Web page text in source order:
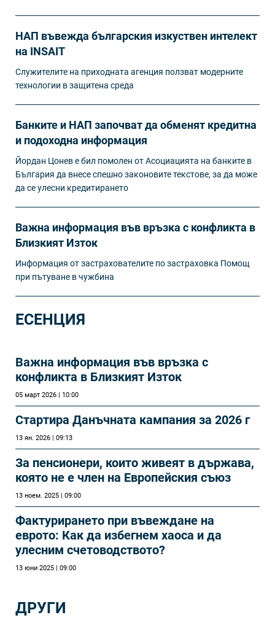
НАП въвежда българския изкуствен интелект
на INSAIT
Служителите на приходната агенция ползват модерните
технологии в защитена среда
Банките и НАП започват да обменят кредитна
и подоходна информация
Йордан Цонев е бил помолен от Асоциацията на банките в
България да внесе спешно законовите текстове, за да може
да се улесни кредитирането
Важна информация във връзка с конфликта в
Близкият Изток
Информация от застрахователите по застраховка Помощ
при пътуване в чужбина
ЕСЕНЦИЯ
Важна информация във връзка с
конфликта в Близкият Изток
05 март 2026 | 10:00
Стартира Данъчната кампания за 2026 г
13 ян. 2026 | 09:13
За пенсионери, които живеят в държава,
която не е член на Европейския съюз
13 ноем. 2025 | 09:00
Фактурирането при въвеждане на
еврото: Как да избегнем хаоса и да
улесним счетоводството?
13 юни 2025 | 09:00
ДРУГИ